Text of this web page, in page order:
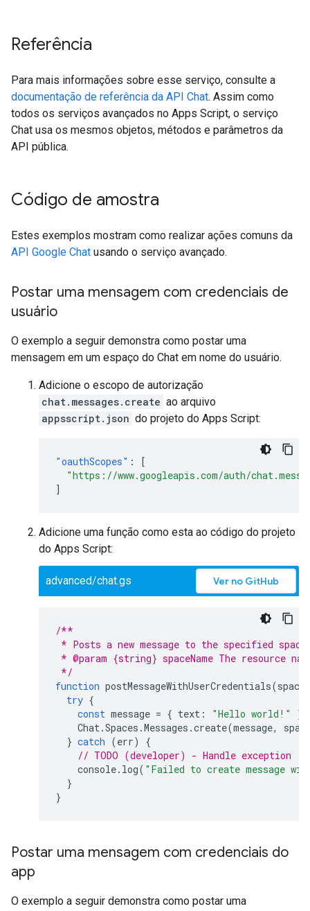
Referência
Para mais informações sobre esse serviço, consulte a
documentação de referência da API Chat. Assim como
todos os serviços avançados no Apps Script, o serviço
Chat usa os mesmos objetos, métodos e parâmetros da
API pública.
Código de amostra
Estes exemplos mostram como realizar ações comuns da
API Google Chat usando o serviço avançado.
Postar uma mensagem com credenciais de
usuário
O exemplo a seguir demonstra como postar uma
mensagem em um espaço do Chat em nome do usuário.
Adicione o escopo de autorização
chat.messages.create ao arquivo
appsscript.json do projeto do Apps Script:
"oauthScopes" :
[
"https://www.googleapis.com/auth/
]
Adicione uma função como esta ao código do projeto
do Apps Script:
advanced/chat.gs Ver no GitHub
/**
* Posts a new message to the specified
* @param {string} spaceName The resource
*/
function postMessageWithUserCredentials(
try {
const message = { text : "Hello world!"
};
Chat.Spaces .Messages .create(message,
} catch (err)
{
// TODO (developer) - Handle exception
console. log( "Failed to create message
}
}
Postar uma mensagem com credenciais do
app
O exemplo a seguir demonstra como postar uma